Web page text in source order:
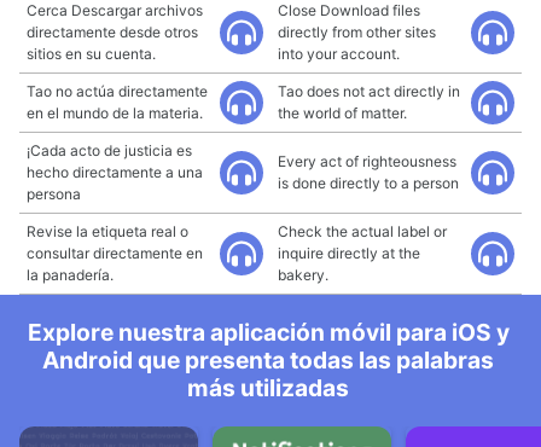
Cerca Descargar archivos
directamente desde otros
sitios en su cuenta.
Close Download files
directly from other sites
into your account.
Tao no actúa directamente
en el mundo de la materia.
Tao does not act directly in
the world of matter.
¡Cada acto de justicia es
hecho directamente a una
persona
Every act of righteousness
is done directly to a person
Revise la etiqueta real o
consultar directamente en
la panadería.
Check the actual label or
inquire directly at the
bakery.
Explore nuestra aplicación móvil para iOS y
Android que presenta todas las palabras
más utilizadas